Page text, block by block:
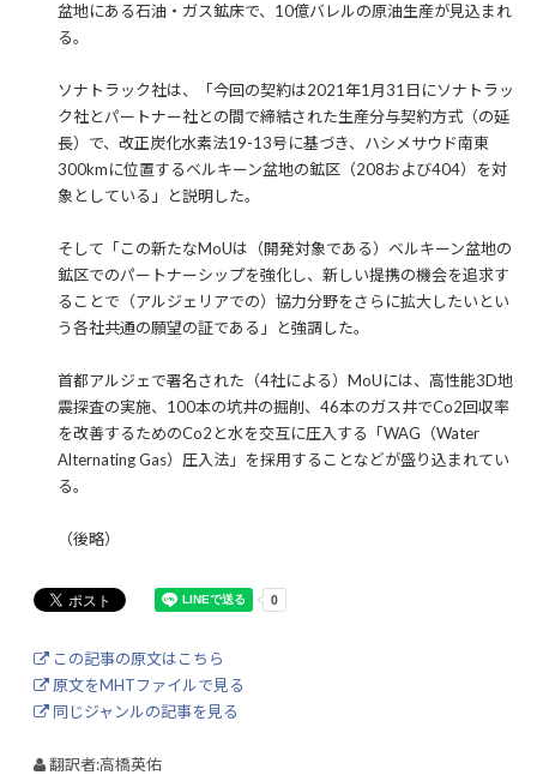
盆地にある石油・ガス鉱床で、10億バレルの原油生産が見込まれ
る。
ソナトラック社は、「今回の契約は2021年1月31日にソナトラッ
ク社とパートナー社との間で締結された生産分与契約方式（の延
長）で、改正炭化水素法19-13号に基づき、ハシメサウド南東
300kmに位置するベルキーン盆地の鉱区（208および404）を対
象としている」と説明した。
そして「この新たなMoUは（開発対象である）ベルキーン盆地の
鉱区でのパートナーシップを強化し、新しい提携の機会を追求す
ることで（アルジェリアでの）協力分野をさらに拡大したいとい
う各社共通の願望の証である」と強調した。
首都アルジェで署名された（4社による）MoUには、高性能3D地
震探査の実施、100本の坑井の掘削、46本のガス井でCo2回収率
を改善するためのCo2と水を交互に圧入する「WAG（Water
Alternating Gas）圧入法」を採用することなどが盛り込まれてい
る。
（後略）
この記事の原文はこちら
原文をMHTファイルで見る
同じジャンルの記事を見る
翻訳者:高橋英佑